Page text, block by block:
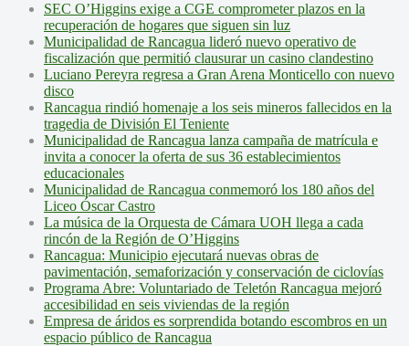
SEC O’Higgins exige a CGE comprometer plazos en la
recuperación de hogares que siguen sin luz
Municipalidad de Rancagua lideró nuevo operativo de
fiscalización que permitió clausurar un casino clandestino
Luciano Pereyra regresa a Gran Arena Monticello con nuevo
disco
Rancagua rindió homenaje a los seis mineros fallecidos en la
tragedia de División El Teniente
Municipalidad de Rancagua lanza campaña de matrícula e
invita a conocer la oferta de sus 36 establecimientos
educacionales
Municipalidad de Rancagua conmemoró los 180 años del
Liceo Óscar Castro
La música de la Orquesta de Cámara UOH llega a cada
rincón de la Región de O’Higgins
Rancagua: Municipio ejecutará nuevas obras de
pavimentación, semaforización y conservación de ciclovías
Programa Abre: Voluntariado de Teletón Rancagua mejoró
accesibilidad en seis viviendas de la región
Empresa de áridos es sorprendida botando escombros en un
espacio público de Rancagua